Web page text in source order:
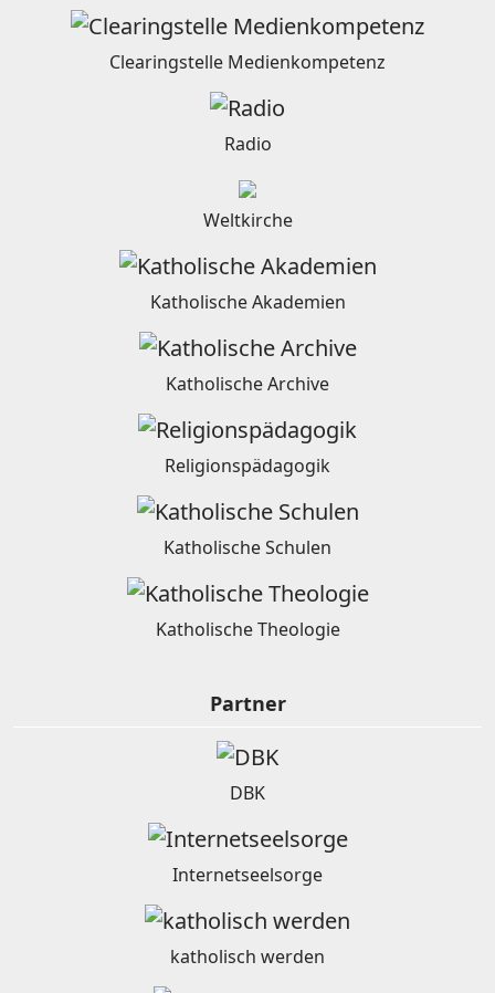
Clearingstelle Medienkompetenz
Radio
Weltkirche
Katholische Akademien
Katholische Archive
Religionspädagogik
Katholische Schulen
Katholische Theologie
Partner
DBK
Internetseelsorge
katholisch werden